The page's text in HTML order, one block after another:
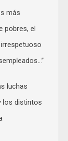
más
pobres, el
luchas
los distintos